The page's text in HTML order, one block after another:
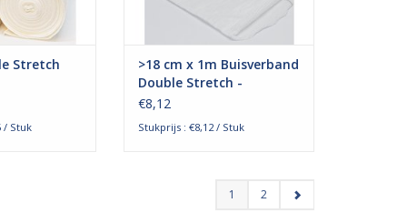
Stretch
/ Stuk
>18 cm x 1m Buisverband
Double Stretch -
Bovenlichaam
€8,12
Stukprijs : €8,12 / Stuk
1 2